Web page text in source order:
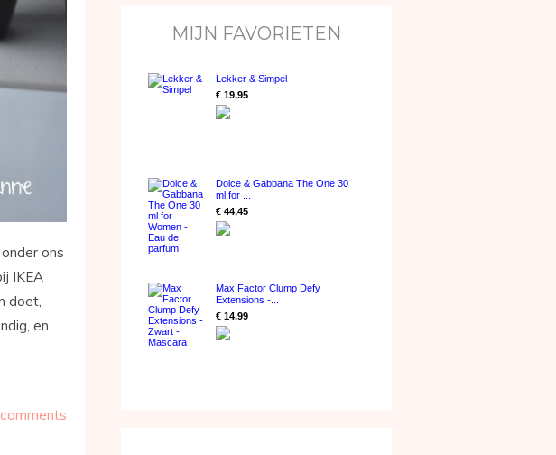
ons
IKEA
doet,
en
MIJN FAVORIETEN
Lekker & Simpel
€ 19,95
Dolce & Gabbana The One 30
ml for ...
€ 44,45
Max Factor Clump Defy
Extensions -...
€ 14,99